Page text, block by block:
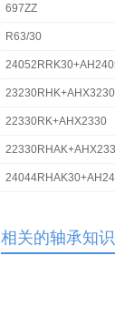
697ZZ
R63/30
23230RHK+AHX3230
22330RK+AHX2330
相关的轴承知识